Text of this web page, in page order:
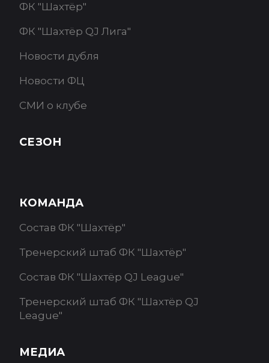
ФК "Шахтёр"
ФК "Шахтёр QJ Лига"
Новости дубля
Новости ФЦ
СМИ о клубе
СЕЗОН
КОМАНДА
Состав ФК "Шахтёр"
Тренерский штаб ФК "Шахтёр"
Состав ФК "Шахтёр QJ League"
Тренерский штаб ФК "Шахтёр QJ
League"
МЕДИА